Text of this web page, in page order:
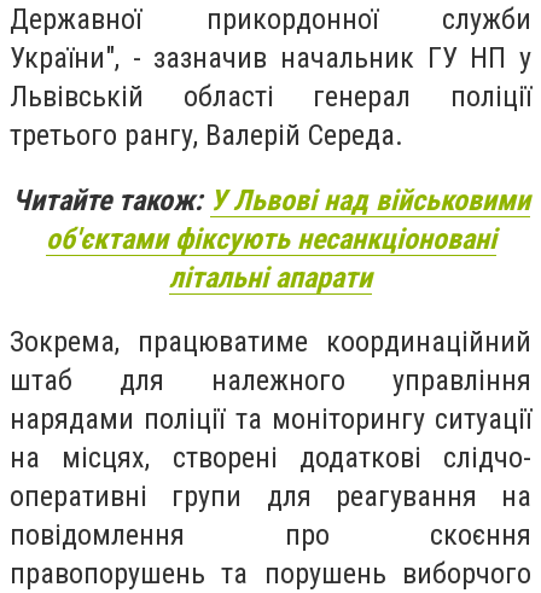
Державної прикордонної служби
України", - зазначив начальник ГУ НП у
Львівській області генерал поліції
третього рангу, Валерій Середа.
Читайте також: У Львові над військовими
об'єктами фіксують несанкціоновані
літальні апарати
Зокрема, працюватиме координаційний
штаб для належного управління
нарядами поліції та моніторингу ситуації
на місцях, створені додаткові слідчо-
оперативні групи для реагування на
повідомлення про скоєння
правопорушень та порушень виборчого